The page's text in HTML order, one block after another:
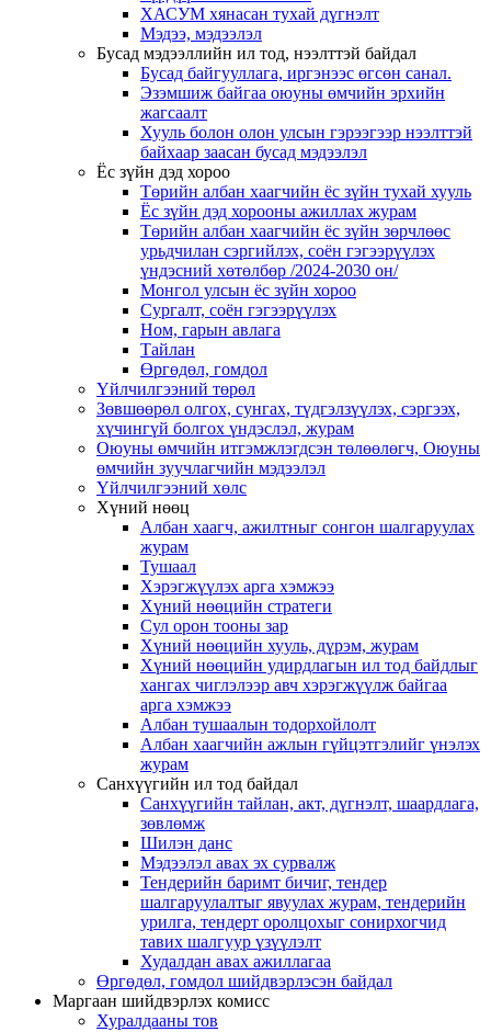
ХАСУМ хянасан тухай дүгнэлт
Мэдээ, мэдээлэл
Бусад мэдээллийн ил тод, нээлттэй байдал
Бусад байгууллага, иргэнээс өгсөн санал.
Эзэмшиж байгаа оюуны өмчийн эрхийн
жагсаалт
Хууль болон олон улсын гэрээгээр нээлттэй
байхаар заасан бусад мэдээлэл
Ёс зүйн дэд хороо
Төрийн албан хаагчийн ёс зүйн тухай хууль
Ёс зүйн дэд хорооны ажиллах журам
Төрийн албан хаагчийн ёс зүйн зөрчлөөс
урьдчилан сэргийлэх, соён гэгээрүүлэх
үндэсний хөтөлбөр /2024-2030 он/
Монгол улсын ёс зүйн хороо
Cургалт, cоён гэгээрүүлэх
Ном, гарын авлага
Тайлан
Өргөдөл, гомдол
Үйлчилгээний төрөл
Зөвшөөрөл олгох, сунгах, түдгэлзүүлэх, сэргээх,
хүчингүй болгох үндэслэл, журам
Оюуны өмчийн итгэмжлэгдсэн төлөөлөгч, Оюуны
өмчийн зуучлагчийн мэдээлэл
Үйлчилгээний хөлс
Хүний нөөц
Албан хаагч, ажилтныг сонгон шалгаруулах
журам
Тушаал
Хэрэгжүүлэх арга хэмжээ
Хүний нөөцийн стратеги
Сул орон тооны зар
Хүний нөөцийн хууль, дүрэм, журам
Хүний нөөцийн удирдлагын ил тод байдлыг
хангах чиглэлээр авч хэрэгжүүлж байгаа
арга хэмжээ
Албан тушаалын тодорхойлолт
Албан хаагчийн ажлын гүйцэтгэлийг үнэлэх
журам
Санхүүгийн ил тод байдал
Санхүүгийн тайлан, акт, дүгнэлт, шаардлага,
зөвлөмж
Шилэн данс
Мэдээлэл авах эх сурвалж
Тендерийн баримт бичиг, тендер
шалгаруулалтыг явуулах журам, тендерийн
урилга, тендерт оролцохыг сонирхогчид
тавих шалгуур үзүүлэлт
Худалдан авах ажиллагаа
Өргөдөл, гомдол шийдвэрлэсэн байдал
Маргаан шийдвэрлэх комисс
Хуралдааны тов